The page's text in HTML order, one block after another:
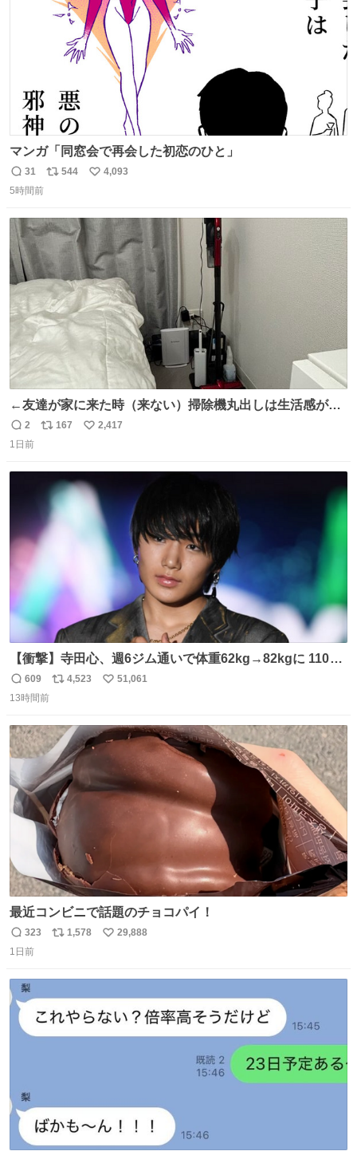
マンガ「同窓会で再会した初恋のひと」
返
信
31
リ
ト
544
い
数
4,093
5時間前
←友達が家に来た時（来ない）掃除機丸出しは生活感が出
てかっこ悪いなぁ →せや
返
信
2
リ
数
167
い
数
2,417
1日前
【衝撃】寺田心、週6ジム通いで体重62kg→82kgに 110kg
のベンチプレス持ち上げる姿披露
news.livedoor.com/article/detail… 元々自重のみだった
のためおにぎり10個、ゼリー飲料3～4本、パスタと毎日4
千kcalオーバーの食事を摂取し、増量したという。
返
信
609
リ
ト
数
4,523
い
数
51,061
13時間前
最近コンビニで話題のチョコパイ！
返
信
323
リ
数
1,578
い
29,888
1日前